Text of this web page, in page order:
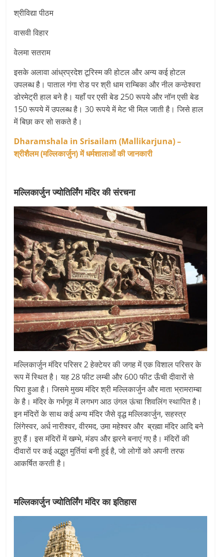
श्रीविद्या पीठम
वासवी विहार
वेलमा सतराम
इसके अलावा आंध्रप्रदेश टूरिस्म की होटल और अन्य कई होटल
उपलब्ध है। पाताल गंगा रोड पर श्री धाम राम्बिका और नील कन्ठेश्वरा
डोरमेट्री हाल बने है। यहाँ पर एसी बेड 250 रूपये और नॉन एसी बेड
150 रूपये में उपलब्ध है। 30 रूपये में मेट भी मिल जाती है। जिसे हाल
में बिछा कर सो सकते है।
Dharamshala in Srisailam (Mallikarjuna) –
श्रीशैलम (मल्लिकार्जुन) में धर्मशालाओं की जानकारी
मल्लिकार्जुन ज्योतिर्लिंग मंदिर की संरचना
मल्लिकार्जुन मंदिर परिसर 2 हेक्टेयर की जगह में एक विशाल परिसर के
रूप में स्थित है। यह 28 फीट लम्बी और 600 फीट ऊँची दीवारों से
घिरा हुआ है। जिसमे मुख्य मंदिर श्री मल्लिकार्जुन और माता भ्रामराम्बा
के है। मंदिर के गर्भगृह में लगभग आठ उंगल ऊंचा शिवलिंग स्थापित है।
इन मंदिरों के साथ कई अन्य मंदिर जैसे वृद्ध मल्लिकार्जुन, सहस्त्र
लिंगेस्वर, अर्ध नारीश्वर, वीरमद, उमा महेश्वर और ब्रह्मा मंदिर आदि बने
हुए हैं। इस मंदिरों में खम्भे, मंडप और झरने बनाएं गए है। मंदिरों की
दीवारों पर कई अद्भुत मुर्तियां बनी हुई है, जो लोगों को अपनी तरफ
आकर्षित करती है।
मल्लिकार्जुन ज्योतिर्लिंग मंदिर का इतिहास